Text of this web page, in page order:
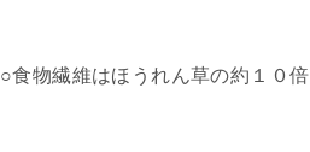
○食物繊維はほうれん草の約１０倍